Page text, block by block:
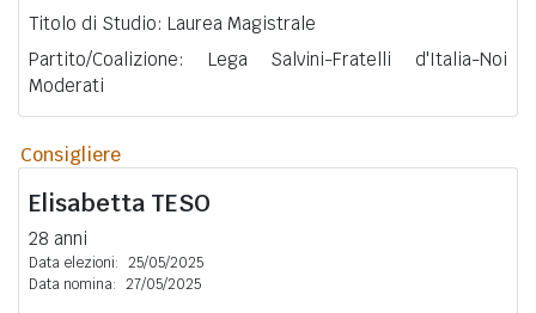
Titolo di Studio: Laurea Magistrale
Partito/Coalizione: Lega Salvini-Fratelli d'Italia-Noi
Moderati
Consigliere
Elisabetta TESO
28 anni
Data elezioni: 25/05/2025
Data nomina: 27/05/2025